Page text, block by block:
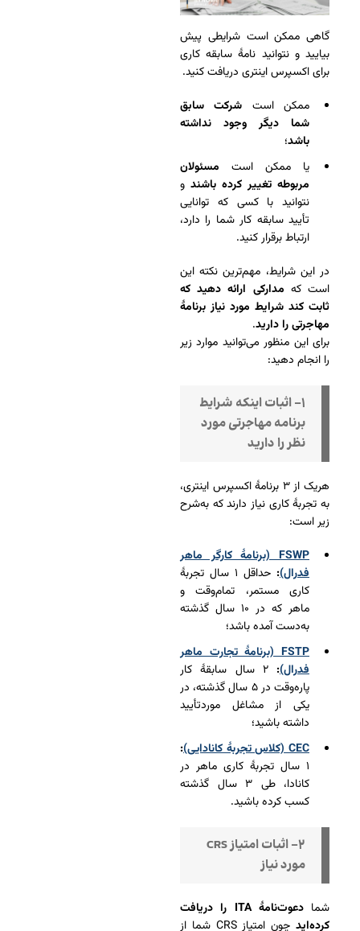
گاهی ممکن است شرایطی پیش
بیایید و نتوانید نامۀ سابقه کاری
برای اکسپرس‌ اینتری دریافت کنید.
ممکن است شرکت سابق
شما دیگر وجود نداشته
باشد؛
یا ممکن است مسئولان
مربوطه تغییر کرده باشند و
نتوانید با کسی که توانایی
تأیید سابقه کار شما را دارد،
ارتباط برقرار کنید.
در این شرایط، مهم‌ترین نکته این
است که مدارکی ارائه دهید که
ثابت کند شرایط مورد نیاز برنامۀ
مهاجرتی را دارید.
برای این منظور می‌توانید موارد زیر
را انجام دهید:
۱- اثبات اینکه شرایط
برنامه مهاجرتی مورد
نظر را دارید
هریک از ۳ برنامۀ اکسپرس اینتری،
به تجربۀ کاری نیاز دارند که به‌شرح
زیر است:
FSWP (برنامۀ کارگر ماهر
فدرال):
حداقل ۱ سال تجربۀ
کاری مستمر، تمام‌وقت و
ماهر که در ۱۰ سال گذشته
به‌دست آمده باشد؛
FSTP (برنامۀ تجارت ماهر
فدرال):
۲ سال سابقۀ کار
پاره‌وقت در ۵ سال گذشته، در
یکی از مشاغل موردتأیید
داشته باشید؛
CEC (کلاس تجربۀ کانادایی)
:
۱ سال تجربۀ کاری ماهر در
کانادا، طی ۳ سال گذشته
کسب کرده باشید.
۲- اثبات امتیاز CRS
مورد نیاز
شما
دعوت‌نامۀ ITA را دریافت
کرده‌اید
چون امتیاز CRS شما از